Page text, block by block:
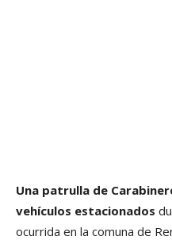
Una patrulla de
vehículos estacionados
ocurrida en la comuna de